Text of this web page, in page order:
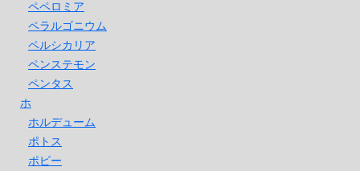
ペペロミア
ペラルゴニウム
ペルシカリア
ペンステモン
ペンタス
ホ
ホルデューム
ポトス
ポピー